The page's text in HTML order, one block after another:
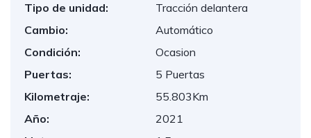
Tipo de unidad:
Tracción delantera
Cambio:
Automático
Condición:
Ocasion
Puertas:
5 Puertas
Kilometraje:
55.803Km
Año:
2021